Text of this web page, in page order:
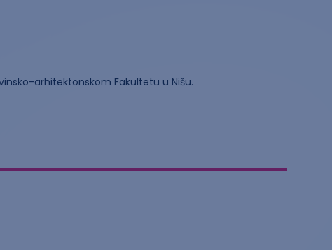
arhitektonskom Fakultetu u Nišu.